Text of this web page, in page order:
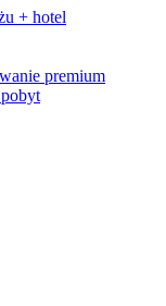
+ hotel
premium